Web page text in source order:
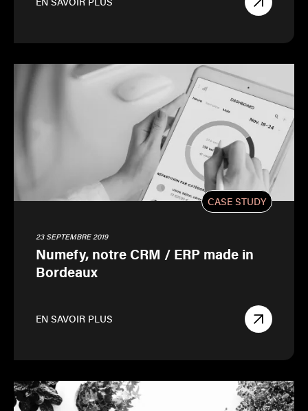
CASE STUDY
23 SEPTEMBRE 2019
Numefy, notre CRM / ERP made in
Bordeaux
EN SAVOIR PLUS